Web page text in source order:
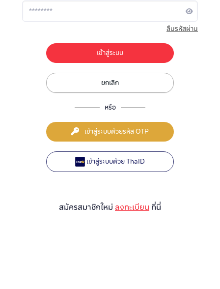
ลืมรหัสผ่าน
เข้าสู่ระบบ
ยกเลิก
หรือ
เข้าสู่ระบบด้วยรหัส OTP
เข้าสู่ระบบด้วย ThaID
สมัครสมาชิกใหม่ ลงทะเบียน ที่นี่